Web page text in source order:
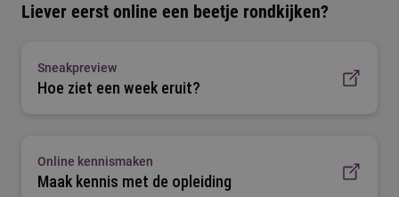
Liever eerst online een beetje rondkijken?
Sneakpreview
Hoe ziet een week eruit?
Online kennismaken
Maak kennis met de opleiding